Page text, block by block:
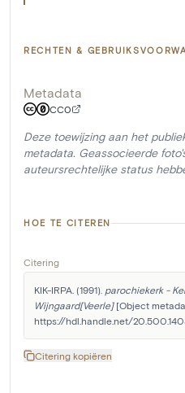
RECHTEN &
Metadata
CC0
Deze toewijzing aan het
metadata. Geassocieerde
auteursrechtelijke status
HOE TE CITEREN
Citering
KIK-IRPA. (1991). parochiekerk -
Wijngaard[Veerle] [Object
https://hdl.handle.net/
Citering kopiëren